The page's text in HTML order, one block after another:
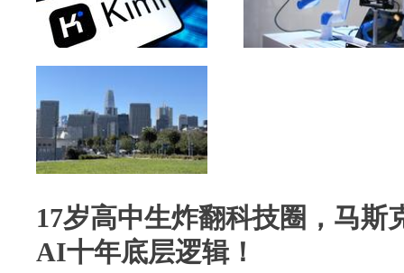
17岁高中生炸翻科技圈，马斯
AI十年底层逻辑！